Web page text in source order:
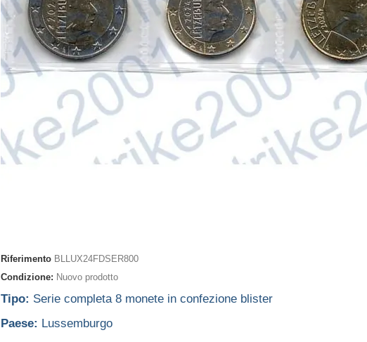
Riferimento BLLUX24FDSER800
Condizione: Nuovo prodotto
Tipo: Serie completa 8 monete in confezione blister
Paese: Lussemburgo